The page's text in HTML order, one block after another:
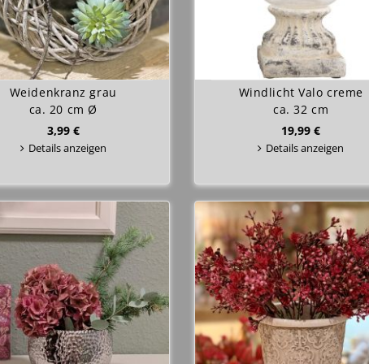
Weidenkranz grau
ca. 20 cm Ø
3,99 €
Details anzeigen
Windlicht Valo creme
ca. 32 cm
19,99 €
Details anzeigen